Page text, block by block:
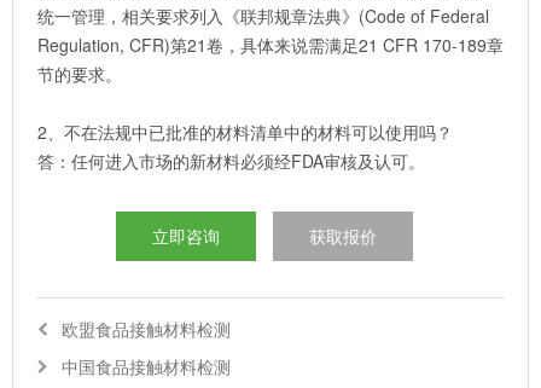
统一管理，相关要求列入《联邦规章法典》(Code of Federal
Regulation, CFR)第21卷，具体来说需满足21 CFR 170-189章
节的要求。
2、不在法规中已批准的材料清单中的材料可以使用吗？
答：任何进入市场的新材料必须经FDA审核及认可。
立即咨询 获取报价
欧盟食品接触材料检测
中国食品接触材料检测